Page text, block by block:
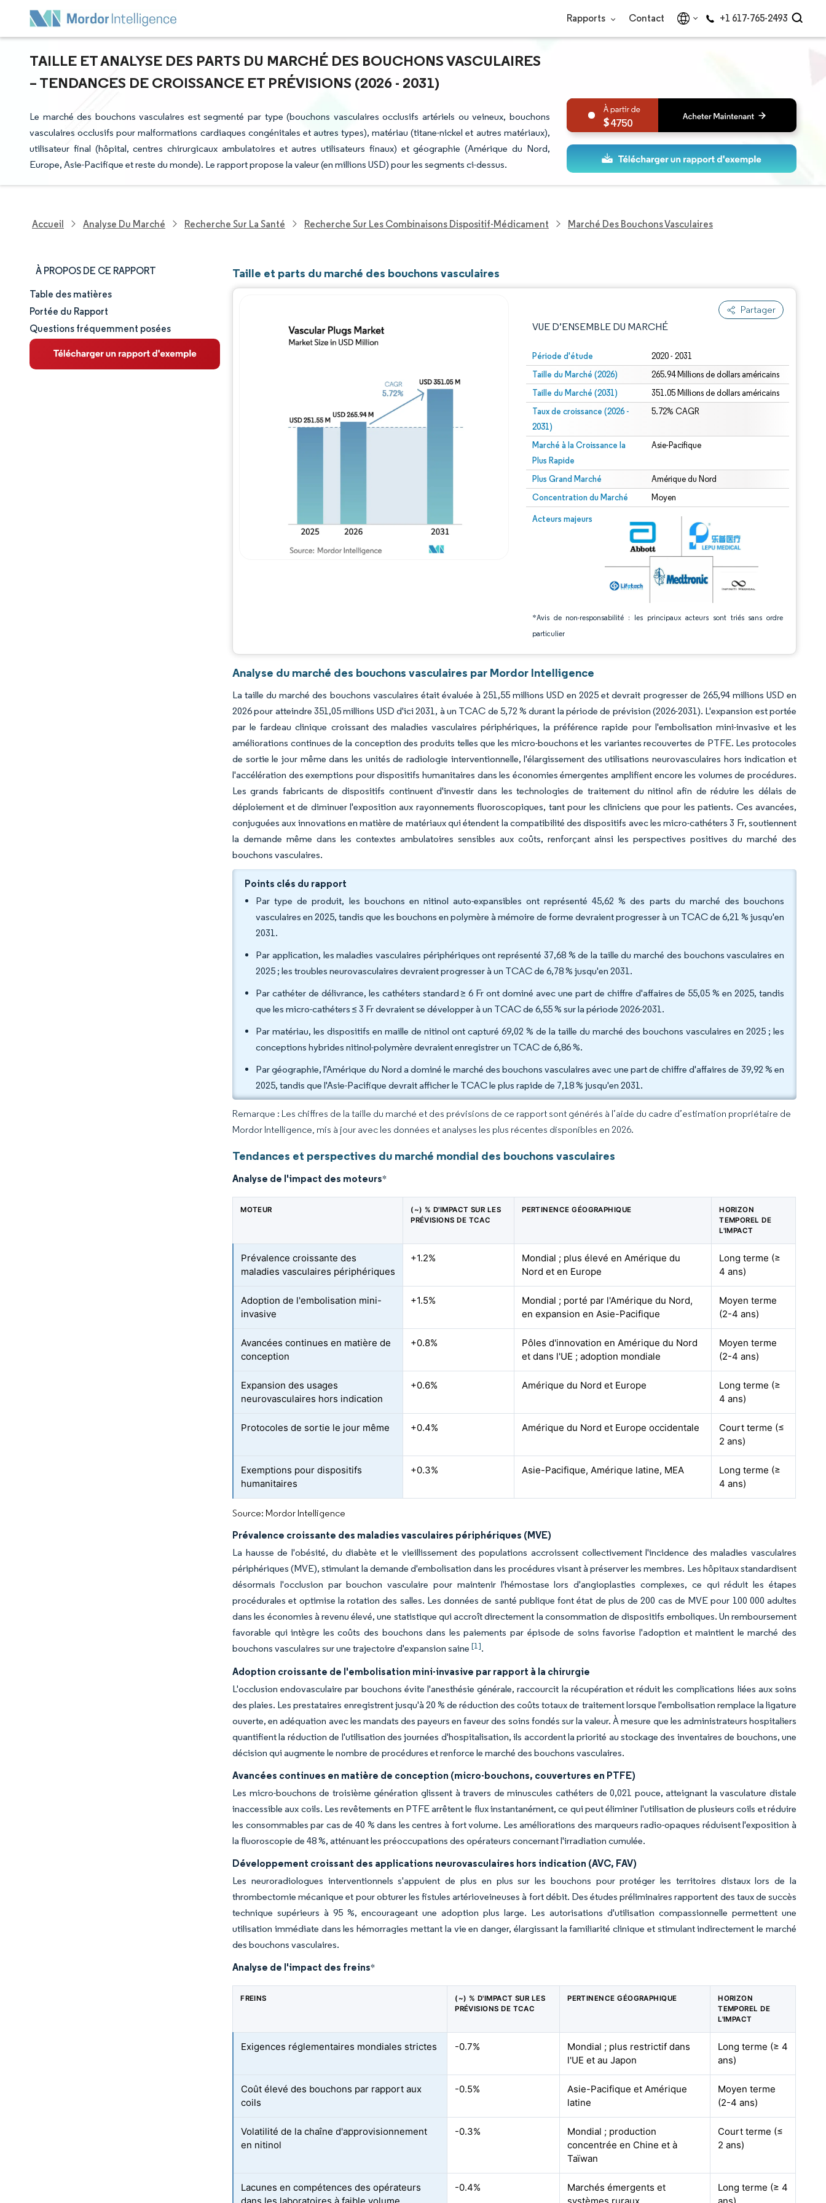
Rapports Contact +1 617-765-2493
TAILLE ET ANALYSE DES PARTS DU MARCHÉ DES BOUCHONS VASCULAIRES
– TENDANCES DE CROISSANCE ET PRÉVISIONS (2026 - 2031)
Le marché des bouchons vasculaires est segmenté par type (bouchons vasculaires occlusifs artériels ou veineux, bouchons
vasculaires occlusifs pour malformations cardiaques congénitales et autres types), matériau (titane-nickel et autres matériaux),
utilisateur final (hôpital, centres chirurgicaux ambulatoires et autres utilisateurs finaux) et géographie (Amérique du Nord,
Europe, Asie-Pacifique et reste du monde). Le rapport propose la valeur (en millions USD) pour les segments ci-dessus.
4750
Accueil Analyse Du Marché Recherche Sur La Santé Recherche Sur Les Combinaisons Dispositif-Médicament Marché Des Bouchons Vasculaires
À PROPOS DE CE RAPPORT
Taille et part de marché
Analyse du marché
Tendances et perspectives
Table des matières
Portée du Rapport
Questions fréquemment posées
Taille et parts du marché des bouchons vasculaires
Partager
VUE D’ENSEMBLE DU MARCHÉ
Période d'étude 2020 - 2031
Taille du Marché (2026) 265.94 Millions de dollars américains
Taille du Marché (2031) 351.05 Millions de dollars américains
Taux de croissance (2026 -
2031)
5.72% CAGR
Marché à la Croissance la
Plus Rapide
Asie-Pacifique
Plus Grand Marché Amérique du Nord
Concentration du Marché Moyen
Acteurs majeurs
*Avis de non-responsabilité : les principaux acteurs sont triés sans ordre
particulier
Image © Mordor Intelligence. La réutilisation nécessite une attribution sous CC BY 4.0.
Image © Mordor Intelligence. La réutilisation nécessite une attribution sous CC BY 4.0.
Analyse du marché des bouchons vasculaires par Mordor Intelligence
La taille du marché des bouchons vasculaires était évaluée à 251,55 millions USD en 2025 et devrait progresser de 265,94 millions USD en
2026 pour atteindre 351,05 millions USD d'ici 2031, à un TCAC de 5,72 % durant la période de prévision (2026-2031). L'expansion est portée
par le fardeau clinique croissant des maladies vasculaires périphériques, la préférence rapide pour l'embolisation mini-invasive et les
améliorations continues de la conception des produits telles que les micro-bouchons et les variantes recouvertes de PTFE. Les protocoles
de sortie le jour même dans les unités de radiologie interventionnelle, l'élargissement des utilisations neurovasculaires hors indication et
l'accélération des exemptions pour dispositifs humanitaires dans les économies émergentes amplifient encore les volumes de procédures.
Les grands fabricants de dispositifs continuent d'investir dans les technologies de traitement du nitinol afin de réduire les délais de
déploiement et de diminuer l'exposition aux rayonnements fluoroscopiques, tant pour les cliniciens que pour les patients. Ces avancées,
conjuguées aux innovations en matière de matériaux qui étendent la compatibilité des dispositifs avec les micro-cathéters 3 Fr, soutiennent
la demande même dans les contextes ambulatoires sensibles aux coûts, renforçant ainsi les perspectives positives du marché des
bouchons vasculaires.
Points clés du rapport
Par type de produit, les bouchons en nitinol auto-expansibles ont représenté 45,62 % des parts du marché des bouchons
vasculaires en 2025, tandis que les bouchons en polymère à mémoire de forme devraient progresser à un TCAC de 6,21 % jusqu'en
2031.
Par application, les maladies vasculaires périphériques ont représenté 37,68 % de la taille du marché des bouchons vasculaires en
2025 ; les troubles neurovasculaires devraient progresser à un TCAC de 6,78 % jusqu'en 2031.
Par cathéter de délivrance, les cathéters standard ≥ 6 Fr ont dominé avec une part de chiffre d'affaires de 55,05 % en 2025, tandis
que les micro-cathéters ≤ 3 Fr devraient se développer à un TCAC de 6,55 % sur la période 2026-2031.
Par matériau, les dispositifs en maille de nitinol ont capturé 69,02 % de la taille du marché des bouchons vasculaires en 2025 ; les
conceptions hybrides nitinol-polymère devraient enregistrer un TCAC de 6,86 %.
Par géographie, l'Amérique du Nord a dominé le marché des bouchons vasculaires avec une part de chiffre d'affaires de 39,92 % en
2025, tandis que l'Asie-Pacifique devrait afficher le TCAC le plus rapide de 7,18 % jusqu'en 2031.
Remarque : Les chiffres de la taille du marché et des prévisions de ce rapport sont générés à l’aide du cadre d’estimation propriétaire de
Mordor Intelligence, mis à jour avec les données et analyses les plus récentes disponibles en 2026.
Tendances et perspectives du marché mondial des bouchons vasculaires
Analyse de l'impact des moteurs*
MOTEUR
(~) % D'IMPACT SUR LES
PRÉVISIONS DE TCAC
PERTINENCE GÉOGRAPHIQUE
HORIZON
TEMPOREL DE
L'IMPACT
Prévalence croissante des
maladies vasculaires périphériques
+1.2%
Mondial ; plus élevé en Amérique du
Nord et en Europe
Long terme (≥
4 ans)
Adoption de l'embolisation mini-
invasive
+1.5%
Mondial ; porté par l'Amérique du Nord,
en expansion en Asie-Pacifique
Moyen terme
(2-4 ans)
Avancées continues en matière de
conception
+0.8%
Pôles d'innovation en Amérique du Nord
et dans l'UE ; adoption mondiale
Moyen terme
(2-4 ans)
Expansion des usages
neurovasculaires hors indication
+0.6% Amérique du Nord et Europe
Long terme (≥
4 ans)
Protocoles de sortie le jour même +0.4% Amérique du Nord et Europe occidentale
Court terme (≤
2 ans)
Exemptions pour dispositifs
humanitaires
+0.3% Asie-Pacifique, Amérique latine, MEA
Long terme (≥
4 ans)
Source: Mordor Intelligence
Prévalence croissante des maladies vasculaires périphériques (MVE)
La hausse de l'obésité, du diabète et le vieillissement des populations accroissent collectivement l'incidence des maladies vasculaires
périphériques (MVE), stimulant la demande d'embolisation dans les procédures visant à préserver les membres. Les hôpitaux standardisent
désormais l'occlusion par bouchon vasculaire pour maintenir l'hémostase lors d'angioplasties complexes, ce qui réduit les étapes
procédurales et optimise la rotation des salles. Les données de santé publique font état de plus de 200 cas de MVE pour 100 000 adultes
dans les économies à revenu élevé, une statistique qui accroît directement la consommation de dispositifs emboliques. Un remboursement
favorable qui intègre les coûts des bouchons dans les paiements par épisode de soins favorise l'adoption et maintient le marché des
bouchons vasculaires sur une trajectoire d'expansion saine[1].
Adoption croissante de l'embolisation mini-invasive par rapport à la chirurgie
L'occlusion endovasculaire par bouchons évite l'anesthésie générale, raccourcit la récupération et réduit les complications liées aux soins
des plaies. Les prestataires enregistrent jusqu'à 20 % de réduction des coûts totaux de traitement lorsque l'embolisation remplace la ligature
ouverte, en adéquation avec les mandats des payeurs en faveur des soins fondés sur la valeur. À mesure que les administrateurs hospitaliers
quantifient la réduction de l'utilisation des journées d'hospitalisation, ils accordent la priorité au stockage des inventaires de bouchons, une
décision qui augmente le nombre de procédures et renforce le marché des bouchons vasculaires.
Avancées continues en matière de conception (micro-bouchons, couvertures en PTFE)
Les micro-bouchons de troisième génération glissent à travers de minuscules cathéters de 0,021 pouce, atteignant la vasculature distale
inaccessible aux coils. Les revêtements en PTFE arrêtent le flux instantanément, ce qui peut éliminer l'utilisation de plusieurs coils et réduire
les consommables par cas de 40 % dans les centres à fort volume. Les améliorations des marqueurs radio-opaques réduisent l'exposition à
la fluoroscopie de 48 %, atténuant les préoccupations des opérateurs concernant l'irradiation cumulée.
Développement croissant des applications neurovasculaires hors indication (AVC, FAV)
Les neuroradiologues interventionnels s'appuient de plus en plus sur les bouchons pour protéger les territoires distaux lors de la
thrombectomie mécanique et pour obturer les fistules artérioveineuses à fort débit. Des études préliminaires rapportent des taux de succès
technique supérieurs à 95 %, encourageant une adoption plus large. Les autorisations d'utilisation compassionnelle permettent une
utilisation immédiate dans les hémorragies mettant la vie en danger, élargissant la familiarité clinique et stimulant indirectement le marché
des bouchons vasculaires.
Analyse de l'impact des freins*
FREINS
(~) % D'IMPACT SUR LES
PRÉVISIONS DE TCAC
PERTINENCE GÉOGRAPHIQUE
HORIZON
TEMPOREL DE
L'IMPACT
Exigences réglementaires mondiales strictes -0.7%
Mondial ; plus restrictif dans
l'UE et au Japon
Long terme (≥ 4
ans)
Coût élevé des bouchons par rapport aux
coils
-0.5%
Asie-Pacifique et Amérique
latine
Moyen terme
(2-4 ans)
Volatilité de la chaîne d'approvisionnement
en nitinol
-0.3%
Mondial ; production
concentrée en Chine et à
Taïwan
Court terme (≤
2 ans)
Lacunes en compétences des opérateurs
-0.4%
Marchés émergents et
Long terme (≥ 4